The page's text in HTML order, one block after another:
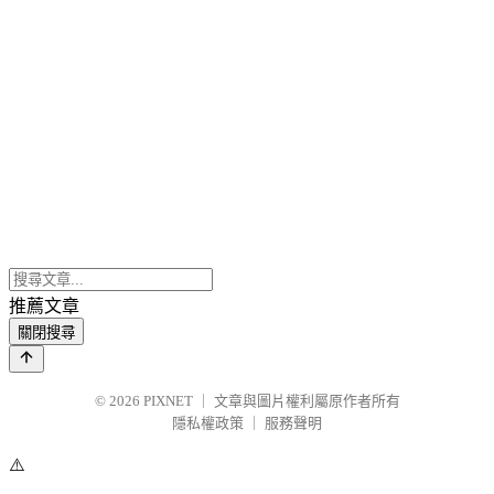
推薦文章
關閉搜尋
© 2026 PIXNET
文章與圖片權利屬原作者所有
隱私權政策
服務聲明
⚠️